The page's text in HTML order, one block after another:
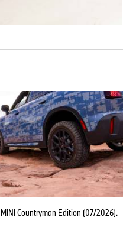
Countryman Edition (07/2026).